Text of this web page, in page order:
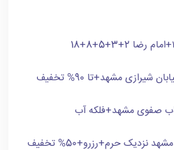
مشهد+تا 90% تخفیف
صفوی مشهد+فلکه آب
حرم+رزرو+50% تخفیف